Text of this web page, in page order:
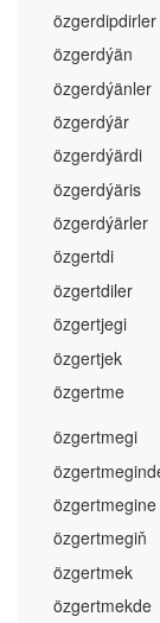
özgerdipdirler
özgerdýän
özgerdýänler
özgerdýär
özgerdýärdi
özgerdýäris
özgerdýärler
özgertdi
özgertdiler
özgertjegi
özgertjek
özgertme
özgertmegi
özgertmegine
özgertmegiň
özgertmek
özgertmekde